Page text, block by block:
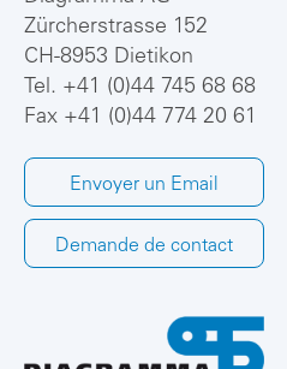
Zürcherstrasse 152
CH-8953 Dietikon
Tel. +41 (0)44 745 68 68
Fax +41 (0)44 774 20 61
Envoyer un Email
Demande de contact